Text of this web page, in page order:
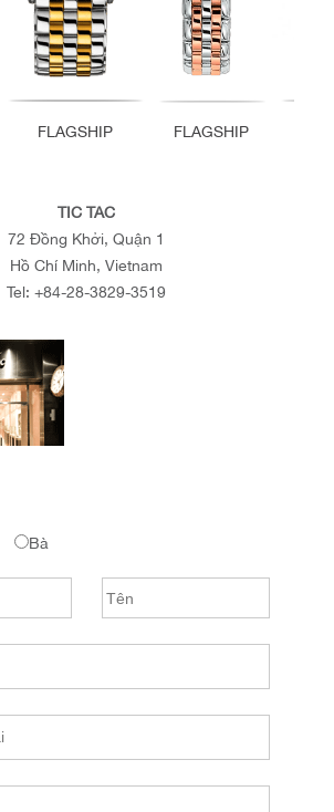
FLAGSHIP FLAGSHIP
TIC TAC
72 Đồng Khởi, Quận 1
Hồ Chí Minh, Vietnam
Tel: +84-28-3829-3519
Bà